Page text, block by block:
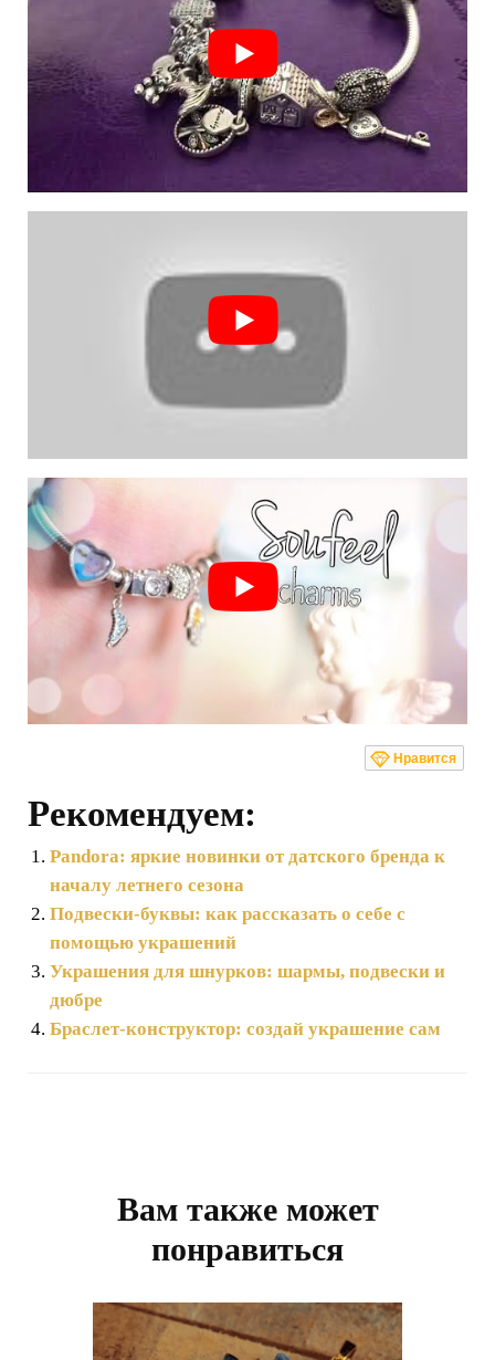
Нравится
Рекомендуем:
Pandora: яркие новинки от датского бренда к
началу летнего сезона
Подвески-буквы: как рассказать о себе с
помощью украшений
Украшения для шнурков: шармы, подвески и
дюбре
Браслет-конструктор: создай украшение сам
Вам также может
понравиться